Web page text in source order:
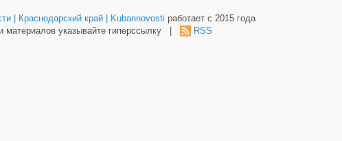
| Краснодарский край | Kubannovosti работает с 2015 года
материалов указывайте гиперссылку | RSS